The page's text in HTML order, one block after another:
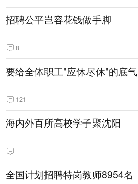
招聘公平岂容花钱做手脚
8
要给全体职工"应休尽休"的底气
121
海内外百所高校学子聚沈阳
全国计划招聘特岗教师8954名